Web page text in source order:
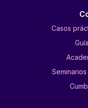
Casos